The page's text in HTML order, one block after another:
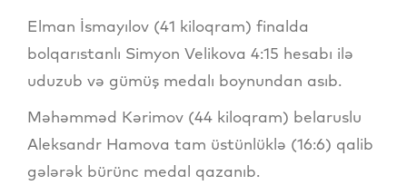
Elman İsmayılov (41 kiloqram) finalda
bolqarıstanlı Simyon Velikova 4:15 hesabı ilə
uduzub və gümüş medalı boynundan asıb.
Məhəmməd Kərimov (44 kiloqram) belaruslu
Aleksandr Hamova tam üstünlüklə (16:6) qalib
gələrək bürünc medal qazanıb.